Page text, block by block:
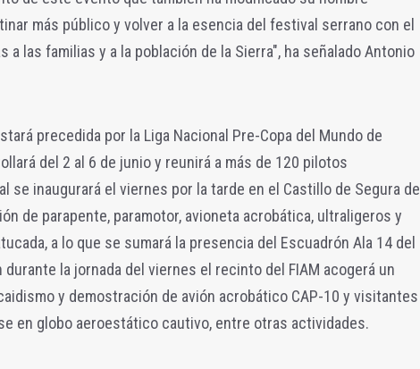
más público y volver a la esencia del festival serrano con el
a las familias y a la población de la Sierra", ha señalado Antonio
precedida por la Liga Nacional Pre-Copa del Mundo de
del 2 al 6 de junio y reunirá a más de 120 pilotos
se inaugurará el viernes por la tarde en el Castillo de Segura de
de parapente, paramotor, avioneta acrobática, ultraligeros y
a lo que se sumará la presencia del Escuadrón Ala 14 del
durante la jornada del viernes el recinto del FIAM acogerá un
y demostración de avión acrobático CAP-10 y visitantes
en globo aeroestático cautivo, entre otras actividades.